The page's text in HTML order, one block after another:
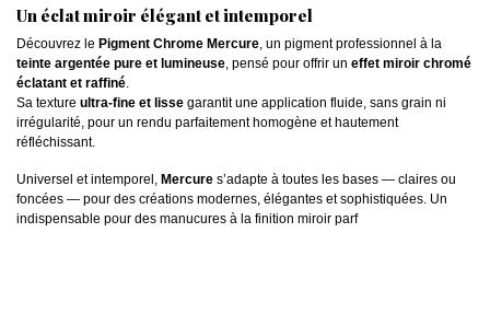
Un éclat miroir élégant et intemporel
Découvrez le Pigment Chrome Mercure, un pigment professionnel à la
teinte argentée pure et lumineuse, pensé pour offrir un effet miroir chromé
éclatant et raffiné.
Sa texture ultra-fine et lisse garantit une application fluide, sans grain ni
irrégularité, pour un rendu parfaitement homogène et hautement
réfléchissant.
Universel et intemporel, Mercure s’adapte à toutes les bases — claires ou
foncées — pour des créations modernes, élégantes et sophistiquées. Un
indispensable pour des manucures à la finition miroir parf